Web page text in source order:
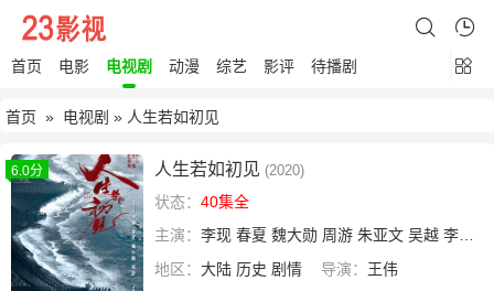
首页 电影 电视剧 动漫 综艺 影评 待播剧
首页 » 电视剧 » 人生若如初见
6.0分 人生若如初见 (2020)
状态： 40集全
主演： 李现 春夏 魏大勋 周游 朱亚文 吴越 李诚儒
地区： 大陆 历史 剧情 导演： 王伟